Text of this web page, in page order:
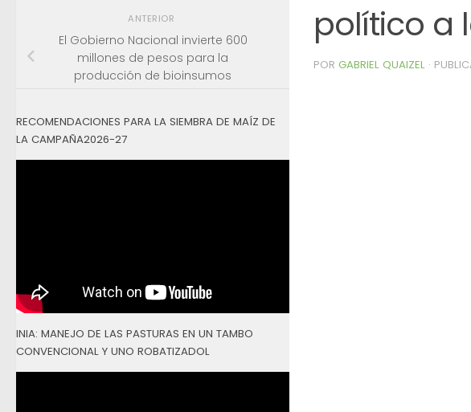
político a
POR GABRIEL QUAIZEL ·
ANTERIOR
El Gobierno Nacional invierte 600
millones de pesos para la
producción de bioinsumos
RECOMENDACIONES PARA LA SIEMBRA DE MAÍZ DE
LA CAMPAÑA2026-27
INIA: MANEJO DE LAS PASTURAS EN UN TAMBO
CONVENCIONAL Y UNO ROBATIZADOL